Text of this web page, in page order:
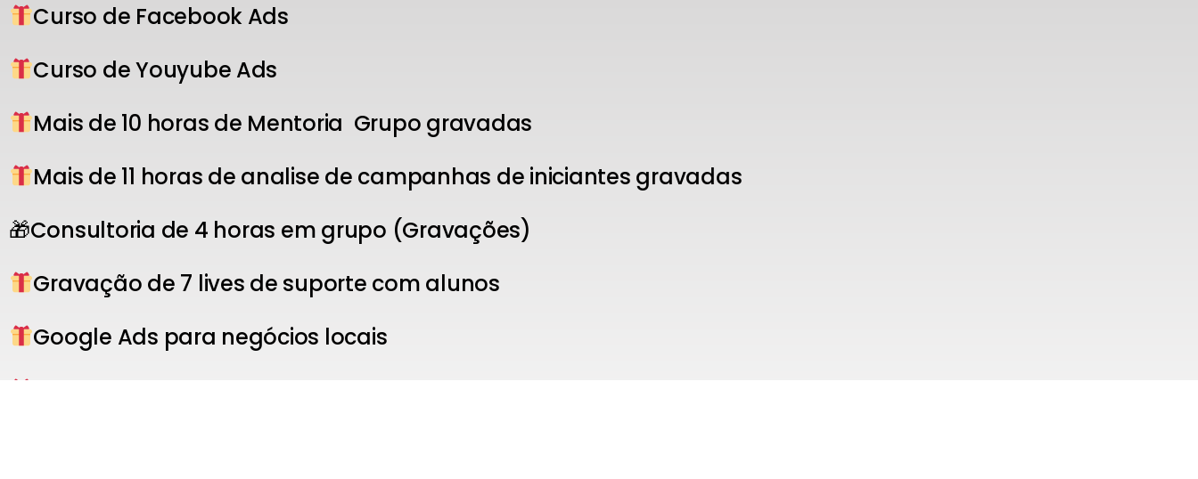
Curso de Facebook Ads
Curso de Youyube Ads
Mais de 10 horas de Mentoria Grupo gravadas
Mais de 11 horas de analise de campanhas de iniciantes gravadas
🎁Consultoria de 4 horas em grupo (Gravações)
Gravação de 7 lives de suporte com alunos
Google Ads para negócios locais